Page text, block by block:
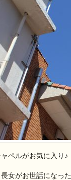
ペルがお気に入り♪
女がお世話になっ